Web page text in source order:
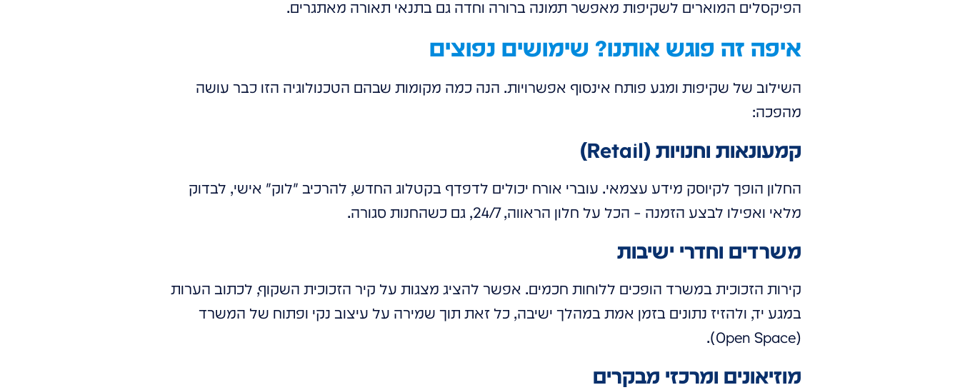
הפיקסלים המוארים לשקיפות מאפשר תמונה ברורה וחדה גם בתנאי תאורה מאתגרים.
איפה זה פוגש אותנו? שימושים נפוצים
השילוב של שקיפות ומגע פותח אינסוף אפשרויות. הנה כמה מקומות שבהם הטכנולוגיה הזו כבר עושה
מהפכה:
קמעונאות וחנויות (Retail)
החלון הופך לקיוסק מידע עצמאי. עוברי אורח יכולים לדפדף בקטלוג החדש, להרכיב "לוק" אישי, לבדוק
מלאי ואפילו לבצע הזמנה – הכל על חלון הראווה, 24/7, גם כשהחנות סגורה.
משרדים וחדרי ישיבות
קירות הזכוכית במשרד הופכים ללוחות חכמים. אפשר להציג מצגות על קיר הזכוכית השקוף, לכתוב הערות
במגע יד, ולהזיז נתונים בזמן אמת במהלך ישיבה, כל זאת תוך שמירה על עיצוב נקי ופתוח של המשרד
(Open Space).
מוזיאונים ומרכזי מבקרים